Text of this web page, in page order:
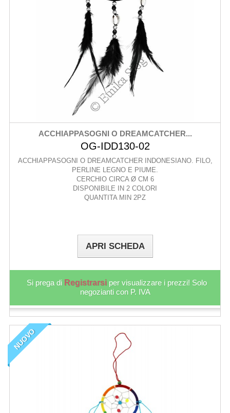
ACCHIAPPASOGNI O DREAMCATCHER...
OG-IDD130-02
ACCHIAPPASOGNI O DREAMCATCHER INDONESIANO. FILO,
PERLINE LEGNO E PIUME.
CERCHIO CIRCA Ø CM 6
DISPONIBILE IN 2 COLORI
QUANTITA MIN 2PZ
APRI SCHEDA
Si prega di Registrarsi per visualizzare i prezzi! Solo
negozianti con P. IVA
NUOVO